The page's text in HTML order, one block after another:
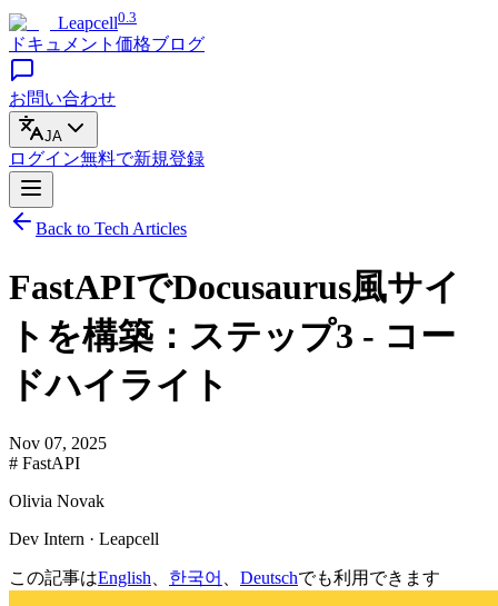
Leapcell0.3
ドキュメント 価格ブログ
お問い合わせ
JA
ログイン無料で新規登録
Back to Tech Articles
FastAPIでDocusaurus風サイ
トを構築：ステップ3 - コー
ドハイライト
Nov 07, 2025
# FastAPI
Olivia Novak
Dev Intern · Leapcell
この記事はEnglish 한국어 Deutschでも利用できます